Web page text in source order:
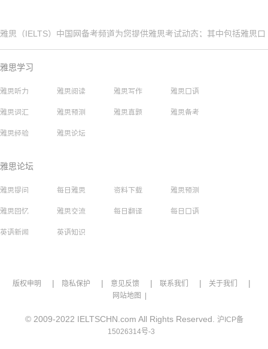
雅思（IELTS）中国网备考频道为您提供雅思考试动态；其中包括雅思口
雅思学习
雅思听力 雅思阅读 雅思写作 雅思口语
雅思词汇 雅思预测 雅思真题 雅思备考
雅思经验 雅思论坛
雅思论坛
雅思提问 每日雅思 资料下载 雅思预测
雅思回忆 雅思交流 每日翻译 每日口语
英语新闻 英语知识
版权申明 | 隐私保护 | 意见反馈 | 联系我们 | 关于我们 |
网站地图 |
© 2009-2022 IELTSCHN.com All Rights Reserved.
沪ICP备
15026314号-3